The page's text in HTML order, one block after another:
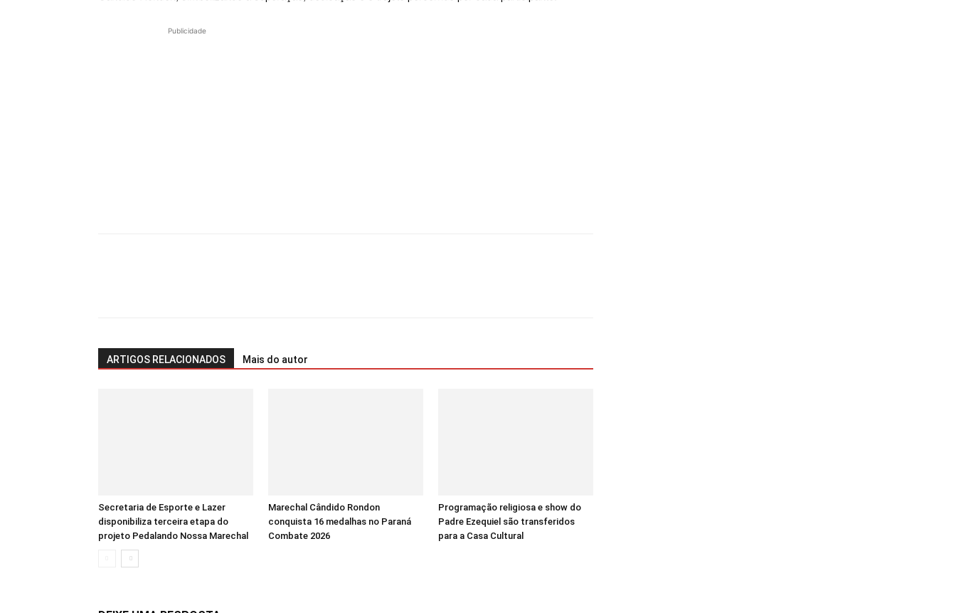
Publicidade
ARTIGOS RELACIONADOS Mais do autor
Secretaria de Esporte e Lazer
disponibiliza terceira etapa do
projeto Pedalando Nossa Marechal
Marechal Cândido Rondon
conquista 16 medalhas no Paraná
Combate 2026
Programação religiosa e show do
Padre Ezequiel são transferidos
para a Casa Cultural